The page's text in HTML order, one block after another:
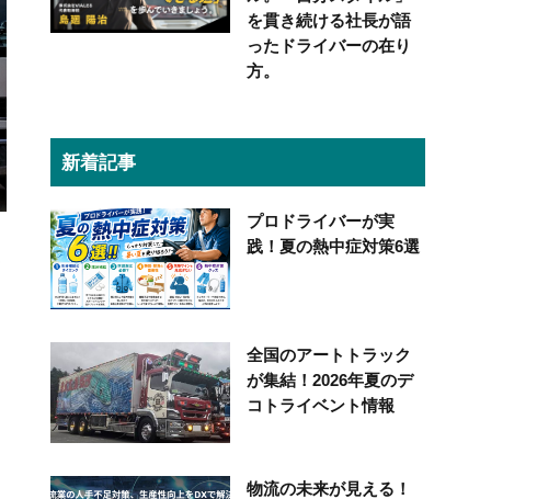
を貫き続ける社長が語
ったドライバーの在り
方。
新着記事
プロドライバーが実
践！夏の熱中症対策6選
全国のアートトラック
が集結！2026年夏のデ
コトライベント情報
物流の未来が見える！